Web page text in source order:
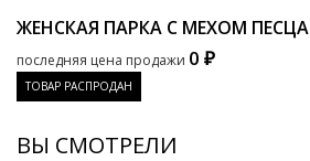
ЖЕНСКАЯ ПАРКА С МЕХОМ ПЕСЦА
последняя цена продажи 0 ₽
ТОВАР РАСПРОДАН
ВЫ СМОТРЕЛИ